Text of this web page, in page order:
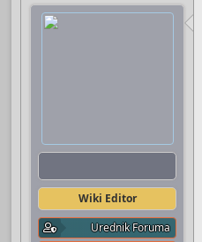
Wiki Editor
Urednik Foruma